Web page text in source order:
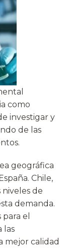
como
investigar y
de las
geográfica
Chile,
niveles de
demanda.
el
las
mejor calidad